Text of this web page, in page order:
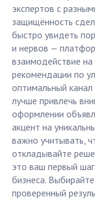
экспертов с
защищённость
быстро увидеть
и нервов —
взаимодействие
рекомендации по
оптимальный
лучше привлечь
оформлении
акцент на
важно учитывать,
откладывайте
это ваш первый
бизнеса.
проверенный